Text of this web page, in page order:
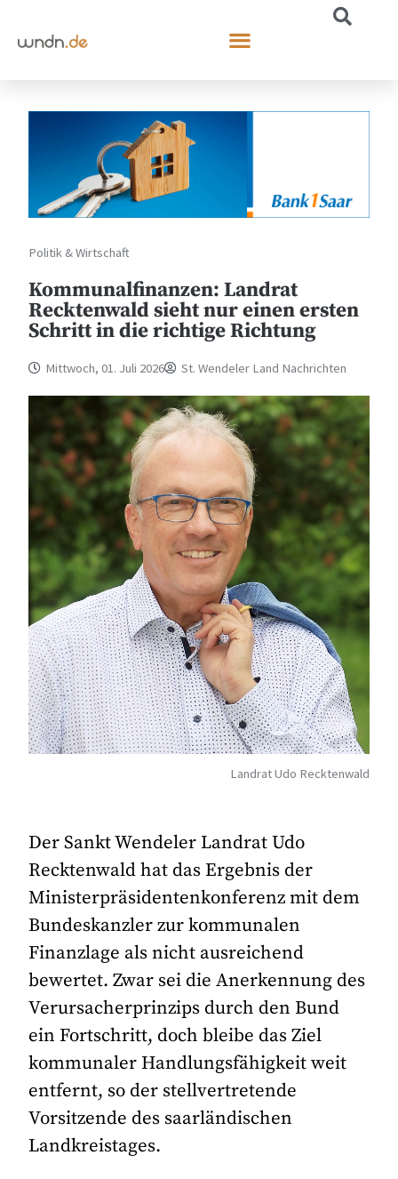
Politik & Wirtschaft
Kommunalfinanzen: Landrat
Recktenwald sieht nur einen ersten
Schritt in die richtige Richtung
Mittwoch, 01. Juli 2026 St. Wendeler Land Nachrichten
Landrat Udo Recktenwald
Der Sankt Wendeler Landrat Udo
Recktenwald hat das Ergebnis der
Ministerpräsidentenkonferenz mit dem
Bundeskanzler zur kommunalen
Finanzlage als nicht ausreichend
bewertet. Zwar sei die Anerkennung des
Verursacherprinzips durch den Bund
ein Fortschritt, doch bleibe das Ziel
kommunaler Handlungsfähigkeit weit
entfernt, so der stellvertretende
Vorsitzende des saarländischen
Landkreistages.